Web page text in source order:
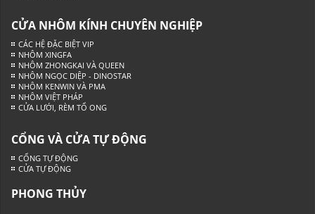
CỬA NHÔM KÍNH CHUYÊN NGHIỆP
CÁC HỆ ĐẶC BIỆT VIP
NHÔM XINGFA
NHÔM ZHONGKAI VÀ QUEEN
NHÔM NGỌC DIỆP - DINOSTAR
NHÔM KENWIN VÀ PMA
NHÔM VIỆT PHÁP
CỬA LƯỚI, RÈM TỔ ONG
CỔNG VÀ CỬA TỰ ĐỘNG
CỔNG TỰ ĐỘNG
CỬA TỰ ĐỘNG
PHONG THỦY